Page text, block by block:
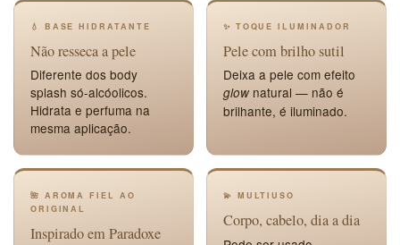
💧 BASE HIDRATANTE
Não resseca a pele
Diferente dos body
splash só-alcóolicos.
Hidrata e perfuma na
mesma aplicação.
✨ TOQUE ILUMINADOR
Pele com brilho sutil
Deixa a pele com efeito
glownatural — não é
brilhante, é iluminado.
🌺 AROMA FIEL AO
ORIGINAL
Inspirado em Paradoxe
💫 MULTIUSO
Corpo, cabelo, dia a dia